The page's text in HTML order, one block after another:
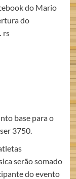
do Mario
do
rs
base para o
3750.
serão somado
do evento